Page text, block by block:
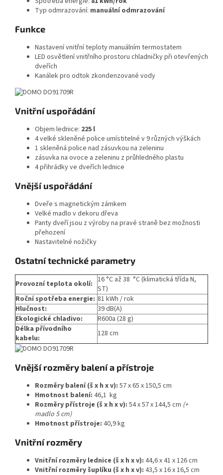
Typ odmrazování: manuální odmrazování
Funkce
Nastavení vnitřní teploty manuálním termostatem
LED osvětlení vnitřního prostoru chladničky při otevřených
dveřích
Kanálek pro odtok zkondenzované vody
Vnitřní uspořádání
Objem lednice: 225 l
4 velké skleněné police umístitelné v 9 různých výškách
1 skleněná police nad zásuvkou na zeleninu
zásuvka na ovoce a zeleninu z průhledného plastu
4 přihrádky ve dveřích lednice
Vnější uspořádání
Dveře s magnetickým zámkem
Velké madlo v dekoru dřeva
Panty dveří jsou z výroby na pravé straně bez možnosti
přehození
Nastavitelné nožičky
Ostatní technické parametry
Provozní teplota okolí: 16 °C až 38 °C (klimatická třída N,
ST)
Roční spotřeba energie: 81 kWh / rok
Hlučnost:
39 dB(A)
Ekologické chladivo:
R600a (28 g)
Délka přívodního
kabelu:
128 cm
Vnější rozměry balení a přístroje
Rozměry balení (š x h x v): 57 x 65 x 150,5 cm
Hmotnost balení: 46,1 kg
Rozměry přístroje (š x h x v): 54 x 57 x 144,5 cm (+
madlo 5 cm)
Hmotnost přístroje: 40,9 kg
Vnitřní rozměry
Vnitřní rozměry lednice (š x h x v): 44,6 x 41 x 126 cm
Vnitřní rozměry šuplíku (š x h x v): 43,5 x 16 x 16,5 cm